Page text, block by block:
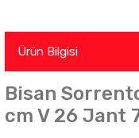
Ürün Bilgisi
Bisan
cm V 26 Jant